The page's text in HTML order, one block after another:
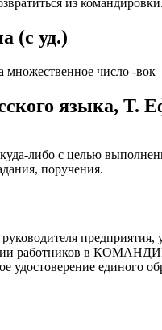
> прохождение границы,
РЕГИОНА РФ!
другие страны в нашем
разнорабочий,
как выгодно
услуги (например помочь в
плату.
банковский курьер, курьер
Райффайзенбанк,
продажи.
из
(c уд.)
множественное число -вок
языка, Т.
либо с целью
поручения.
работников в
удостоверение единого